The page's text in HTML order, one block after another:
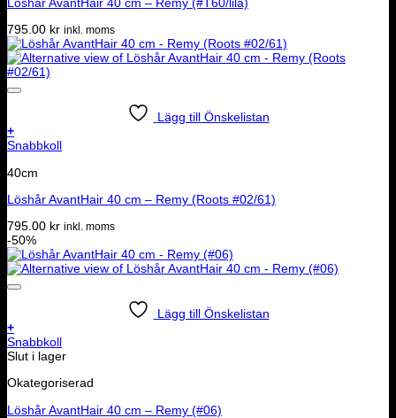
795.00 kr inkl. moms
Lägg till Önskelistan
+
Snabbkoll
40cm
Löshår AvantHair 40 cm – Remy (Roots #02/61)
795.00 kr inkl. moms
-50%
Lägg till Önskelistan
+
Snabbkoll
Slut i lager
Okategoriserad
Löshår AvantHair 40 cm – Remy (#06)